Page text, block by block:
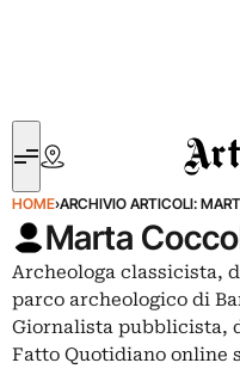
HOME›ARCHIVIO ARTICOLI:
Marta
Archeologa classicista,
parco archeologico di
Giornalista pubblicista,
Fatto Quotidiano online